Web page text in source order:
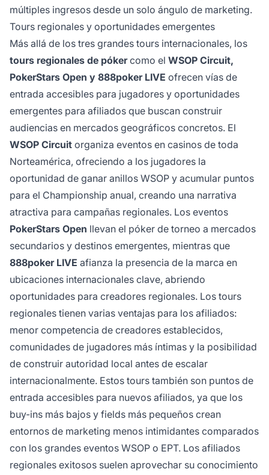
múltiples ingresos desde un solo ángulo de marketing.
Tours regionales y oportunidades emergentes
Más allá de los tres grandes tours internacionales, los
tours regionales de pókercomo el WSOP Circuit,
PokerStars Open y 888poker LIVE ofrecen vías de
entrada accesibles para jugadores y oportunidades
emergentes para afiliados que buscan construir
audiencias en mercados geográficos concretos. El
WSOP Circuit organiza eventos en casinos de toda
Norteamérica, ofreciendo a los jugadores la
oportunidad de ganar anillos WSOP y acumular puntos
para el Championship anual, creando una narrativa
atractiva para campañas regionales. Los eventos
PokerStars Open llevan el póker de torneo a mercados
secundarios y destinos emergentes, mientras que
888poker LIVE afianza la presencia de la marca en
ubicaciones internacionales clave, abriendo
oportunidades para creadores regionales. Los tours
regionales tienen varias ventajas para los afiliados:
menor competencia de creadores establecidos,
comunidades de jugadores más íntimas y la posibilidad
de construir autoridad local antes de escalar
internacionalmente. Estos tours también son puntos de
entrada accesibles para nuevos afiliados, ya que los
buy-ins más bajos y fields más pequeños crean
entornos de marketing menos intimidantes comparados
con los grandes eventos WSOP o EPT. Los afiliados
regionales exitosos suelen aprovechar su conocimiento